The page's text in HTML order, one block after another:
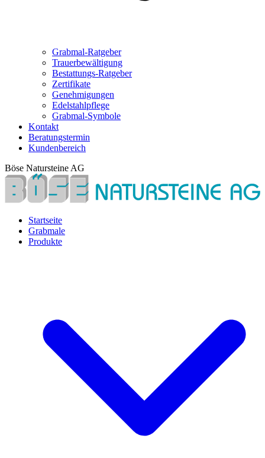
Grabmal-Ratgeber
Trauerbewältigung
Bestattungs-Ratgeber
Zertifikate
Genehmigungen
Edelstahlpflege
Grabmal-Symbole
Kontakt
Beratungstermin
Kundenbereich
Böse Natursteine AG
Startseite
Grabmale
Produkte